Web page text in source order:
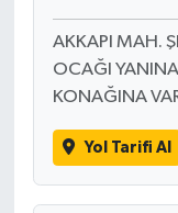
AKKAPI MAH.
OCAĞI YANINA
KONAĞINA
Yol Tarifi Al